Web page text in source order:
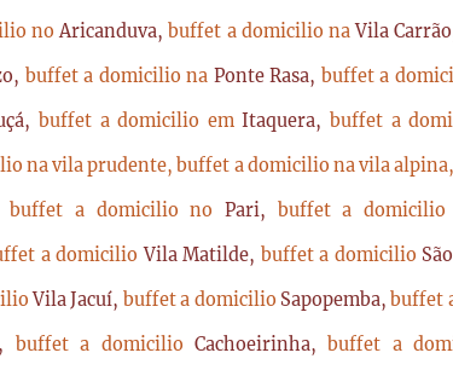
noAricanduva,buffet a domicilio naVila
buffet a domicilio na Ponte Rasa, buffet a
buffet a domicilio emItaquera,buffet a
na vila prudente,buffet a domicilio na vila alpina,
buffet a domicilio noPari, buffet a
a domicilioVila Matilde, buffet a domicilio
Vila Jacuí, buffet a domicilio Sapopemba,buffet
buffet a domicilio Cachoeirinha,buffet a